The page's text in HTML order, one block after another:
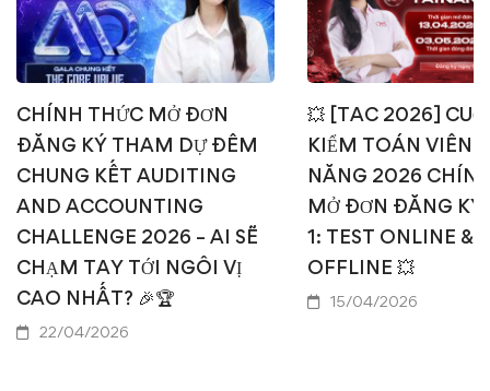
CHÍNH THỨC MỞ ĐƠN
ĐĂNG KÝ THAM DỰ ĐÊM
CHUNG KẾT AUDITING
AND ACCOUNTING
CHALLENGE 2026 – AI SẼ
CHẠM TAY TỚI NGÔI VỊ
CAO NHẤT? 🎉🏆
22/04/2026
💥 [TAC 2026]
KIỂM TOÁN VIÊN
NĂNG 2026
MỞ ĐƠN ĐĂNG KÝ
1: TEST ONLINE &
OFFLINE 💥
15/04/2026